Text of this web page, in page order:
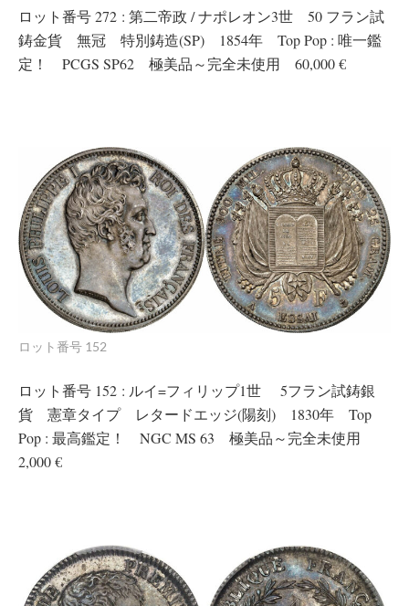
ロット番号 272 : 第二帝政 / ナポレオン3世 50 フラン試
鋳金貨 無冠 特別鋳造(SP) 1854年 Top Pop : 唯一鑑
定！ PCGS SP62 極美品～完全未使用 60,000 €
ロット番号 152
ロット番号 152 : ルイ=フィリップ1世 5フラン試鋳銀
貨 憲章タイプ レタードエッジ(陽刻) 1830年 Top
Pop : 最高鑑定！ NGC MS 63 極美品～完全未使用
2,000 €